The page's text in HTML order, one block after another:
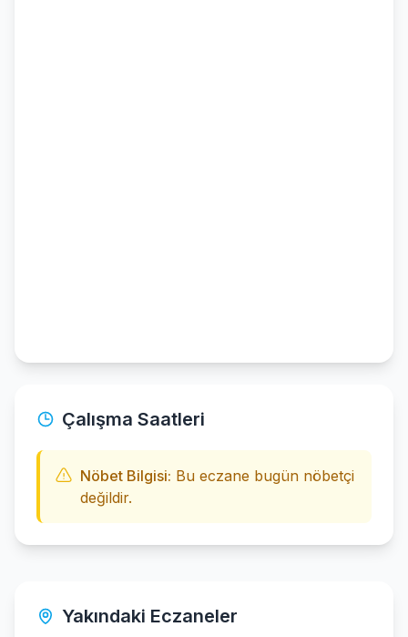
Çalışma Saatleri
Nöbet Bilgisi: Bu eczane bugün nöbetçi
değildir.
Yakındaki Eczaneler